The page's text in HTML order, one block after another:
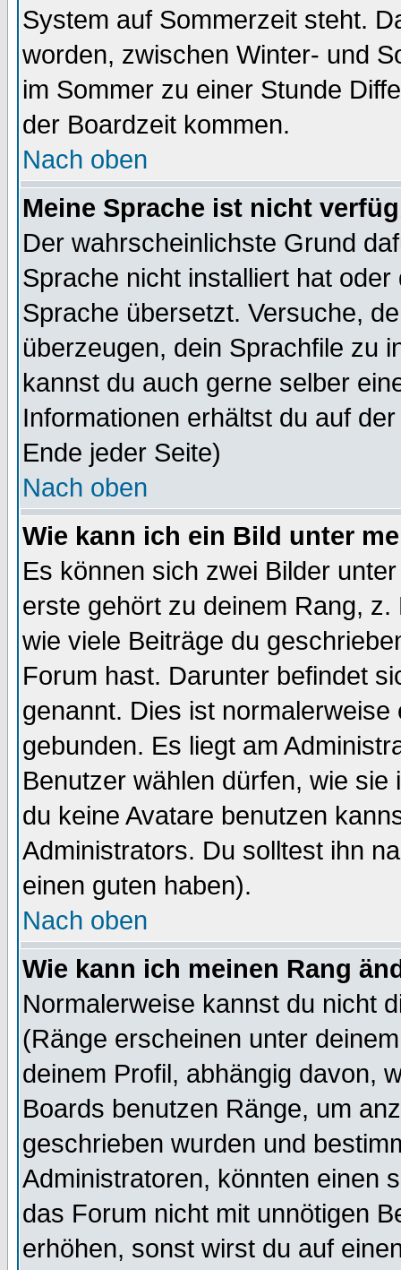
System auf Sommerzeit steht.
worden, zwischen Winter- und
im Sommer zu einer Stunde
der Boardzeit kommen.
Nach oben
Meine Sprache ist nicht
Der wahrscheinlichste Grund
Sprache nicht installiert hat
Sprache übersetzt. Versuche,
überzeugen, dein Sprachfile zu
kannst du auch gerne selber
Informationen erhältst du auf
Ende jeder Seite)
Nach oben
Wie kann ich ein Bild unter
Es können sich zwei Bilder
erste gehört zu deinem Rang,
wie viele Beiträge du
Forum hast. Darunter befindet
genannt. Dies ist
gebunden. Es liegt am
Benutzer wählen dürfen, wie
du keine Avatare benutzen
Administrators. Du solltest ihn
einen guten haben).
Nach oben
Wie kann ich meinen Rang
Normalerweise kannst du nicht
(Ränge erscheinen unter
deinem Profil, abhängig davon,
Boards benutzen Ränge, um
geschrieben wurden und
Administratoren, könnten einen
das Forum nicht mit unnötigen
erhöhen, sonst wirst du auf